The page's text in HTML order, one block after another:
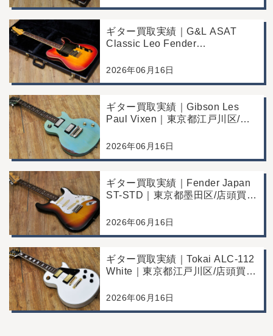
ギター買取実績｜G&L ASAT
Classic Leo Fender
江戸川区/店頭買取/コンディショ
2026年06月16日
ギター買取実績｜Gibson Les
Paul Vixen｜東京都江戸川区/店
例
2026年06月16日
ギター買取実績｜Fender Japan
ST-STD｜東京都墨田区/店頭買
2026年06月16日
ギター買取実績｜Tokai ALC-112
White｜東京都江戸川区/店頭買
2026年06月16日